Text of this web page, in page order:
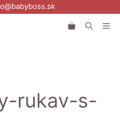
rukav-s-